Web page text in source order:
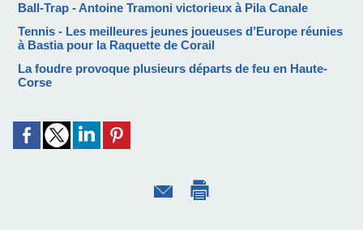
Ball-Trap - Antoine Tramoni victorieux à Pila Canale
Tennis - Les meilleures jeunes joueuses d’Europe réunies
à Bastia pour la Raquette de Corail
La foudre provoque plusieurs départs de feu en Haute-
Corse